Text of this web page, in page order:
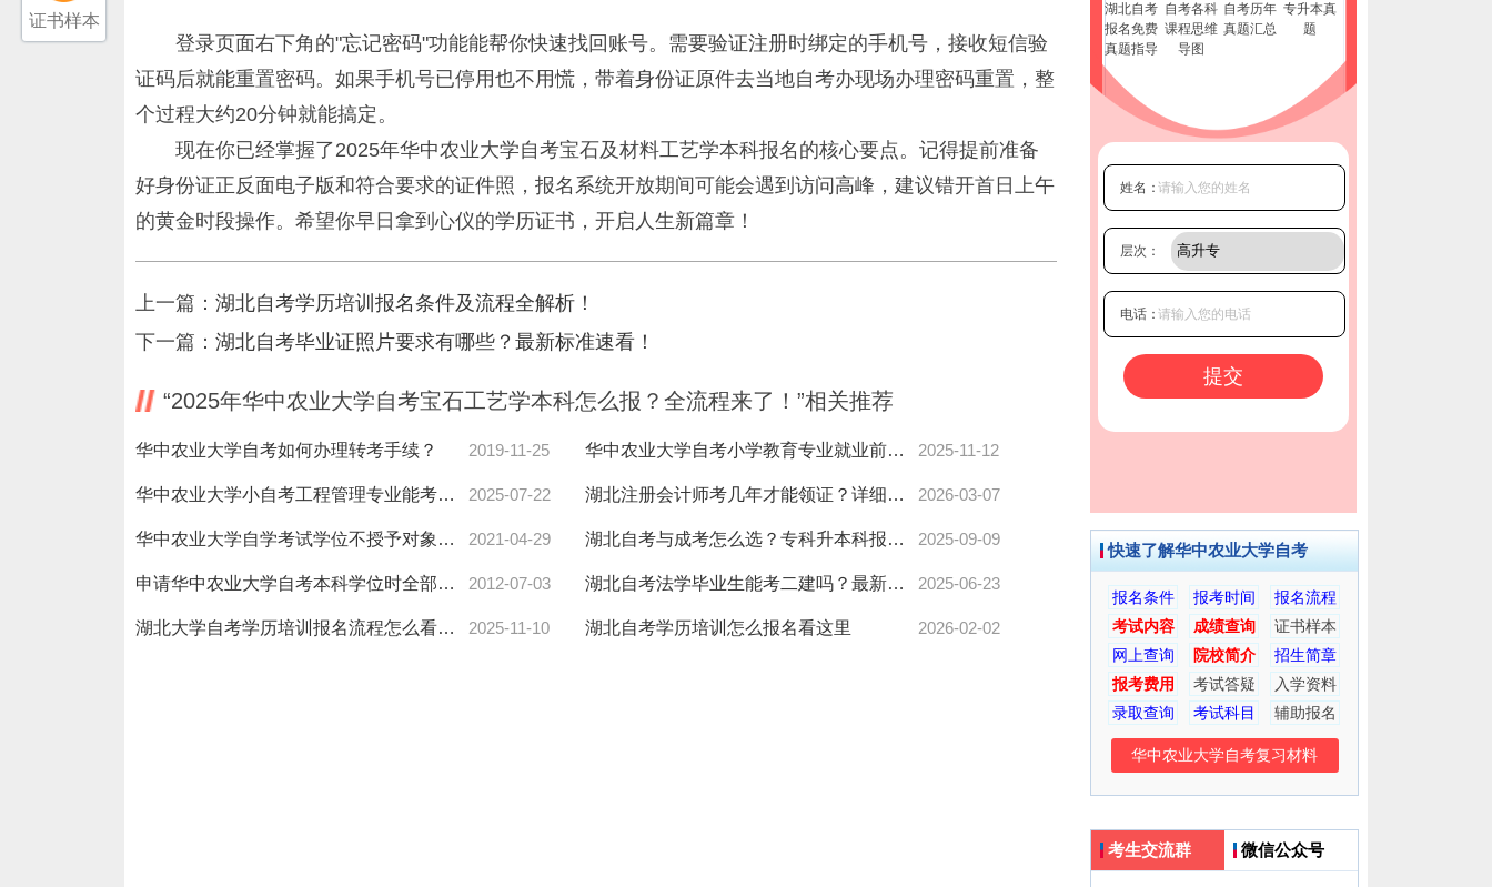
登录页面右下角的"忘记密码"功能能帮你快速找回账号。需要验证注册时绑定的手机号，接收短信验
证码后就能重置密码。如果手机号已停用也不用慌，带着身份证原件去当地自考办现场办理密码重置，整
个过程大约20分钟就能搞定。
现在你已经掌握了2025年华中农业大学自考宝石及材料工艺学本科报名的核心要点。记得提前准备
好身份证正反面电子版和符合要求的证件照，报名系统开放期间可能会遇到访问高峰，建议错开首日上午
的黄金时段操作。希望你早日拿到心仪的学历证书，开启人生新篇章！
上一篇： 湖北自考学历培训报名条件及流程全解析！
下一篇： 湖北自考毕业证照片要求有哪些？最新标准速看！
“2025年华中农业大学自考宝石工艺学本科怎么报？全流程来了！”相关推荐
华中农业大学自考如何办理转考手续？ 2019-11-25 华中农业大学自考小学教育专业就业前景如何？速看报考解析 2025-11-12
华中农业大学小自考工程管理专业能考一建二建？报考条件来了！ 2025-07-22 湖北注册会计师考几年才能领证？详细答案来了 2026-03-07
华中农业大学自学考试学位不授予对象有哪些？ 2021-04-29 湖北自考与成考怎么选？专科升本科报考全攻略！ 2025-09-09
申请华中农业大学自考本科学位时全部课程必须合格是否包括毕业考 2012-07-03 湖北自考法学毕业生能考二建吗？最新报考资格全解读 2025-06-23
湖北大学自考学历培训报名流程怎么看？最新指南来了！ 2025-11-10 湖北自考学历培训怎么报名看这里 2026-02-02
湖北自考
报名免费
真题指导
自考各科
课程思维
导图
自考历年
真题汇总
专升本真
题
姓名：
层次：
电话：
快速了解华中农业大学自考
报名条件 报考时间
报名流程
考试内容
成绩查询
证书样本
网上查询
院校简介
招生简章
报考费用
考试答疑
入学资料
录取查询
考试科目 辅助报名
华中农业大学自考复习材料
考生交流群 微信公众号
证书样本